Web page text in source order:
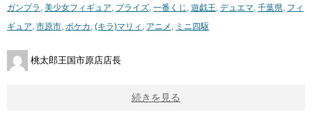
ガンプラ , 美少女フィギュア, プライズ, 一番くじ , 遊戯王, デュエマ, 千葉県, フィ
ギュア, 市原市, ポケカ , (キラ)マリィ , アニメ , ミニ四駆
桃太郎王国市原店店長
続きを見る